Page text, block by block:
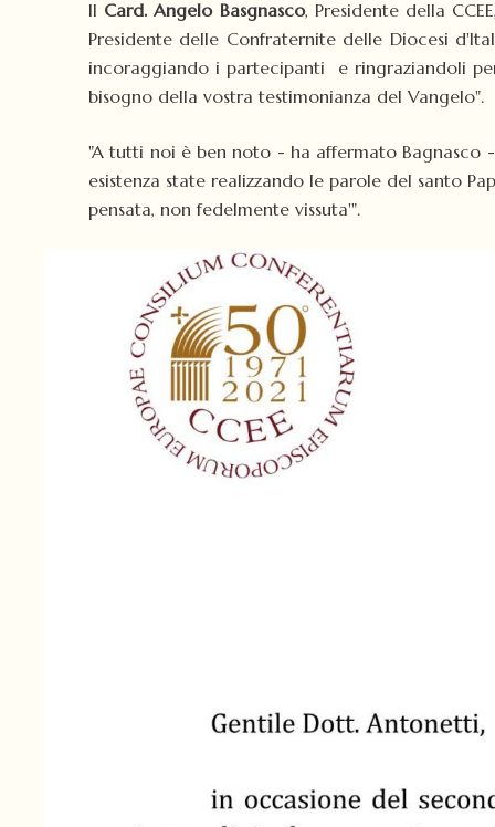
Il Card. Angelo Basgnasco, Presidente della
Presidente delle Confraternite delle Diocesi
incoraggiando i partecipanti e ringraziandoli
bisogno della vostra testimonianza del Vangelo".
"A tutti noi è ben noto - ha affermato Bagnasco
esistenza state realizzando le parole del santo
pensata, non fedelmente vissuta'".